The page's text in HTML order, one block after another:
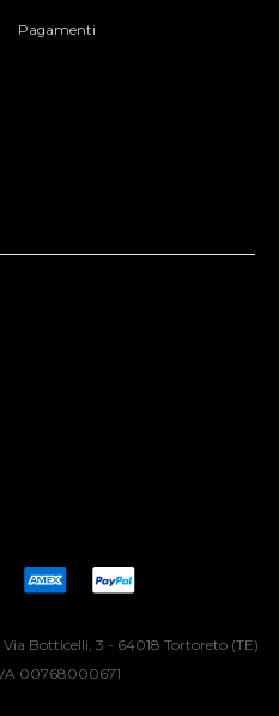
Pagamenti
Botticelli, 3 - 64018 Tortoreto (TE)
00768000671